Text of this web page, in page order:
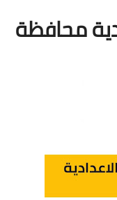
محافظة